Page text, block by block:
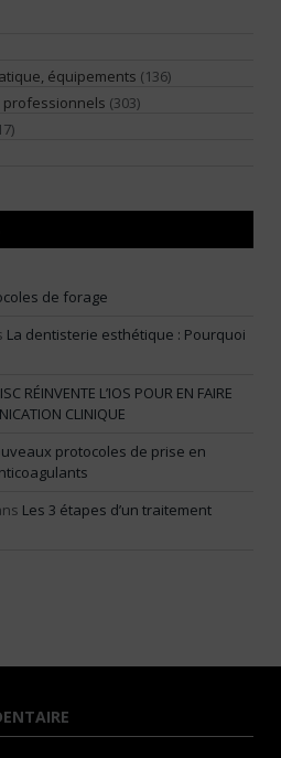
équipements (136)
professionnels (303)
de forage
La dentisterie esthétique : Pourquoi
RÉINVENTE L’IOS POUR EN FAIRE
CLINIQUE
protocoles de prise en
Les 3 étapes d’un traitement